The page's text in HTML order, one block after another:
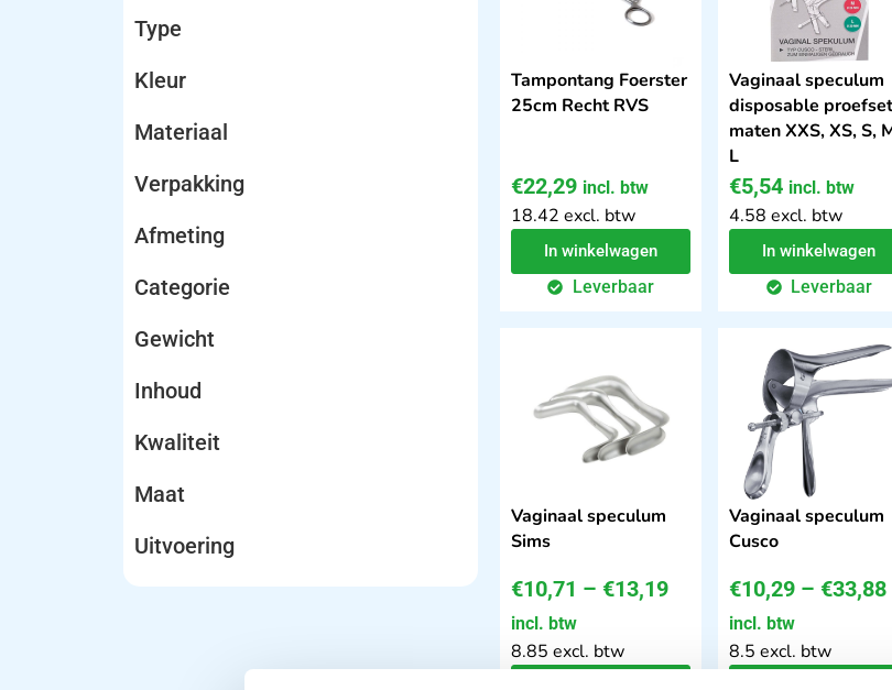
Type
Kleur
Materiaal
Verpakking
Afmeting
Categorie
Gewicht
Inhoud
Kwaliteit
Maat
Uitvoering
Tampontang Foerster
25cm Recht RVS
€22,29 incl. btw
18.42 excl. btw
In winkelwagen
Leverbaar
Vaginaal speculum
disposable
maten XXS, XS, S,
L
€5,54 incl. btw
4.58 excl. btw
In winkelwagen
Leverbaar
Vaginaal speculum
Sims
€10,71 – €13,19
incl. btw
8.85 excl. btw
Vaginaal speculum
Cusco
€10,29 – €33,88
incl. btw
8.5 excl. btw